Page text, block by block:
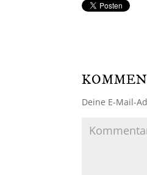
Deine E-Mail-